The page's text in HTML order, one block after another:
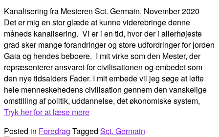
Kanalisering fra Mesteren Sct. Germain. November 2020
Det er mig en stor glæde at kunne viderebringe denne
måneds kanalisering. Vi er i en tid, hvor der i allerhøjeste
grad sker mange forandringer og store udfordringer for jorden
Gaia og hendes beboere. I mit virke som den Mester, der
repræsenterer ansvaret for civilisationen og embedet som
den nye tidsalders Fader. I mit embede vil jeg søge at løfte
hele menneskehedens civilisation gennem den vanskelige
omstilling af politik, uddannelse, det økonomiske system,
Tryk her for at læse mere
Posted in Foredrag Tagged Sct. Germain